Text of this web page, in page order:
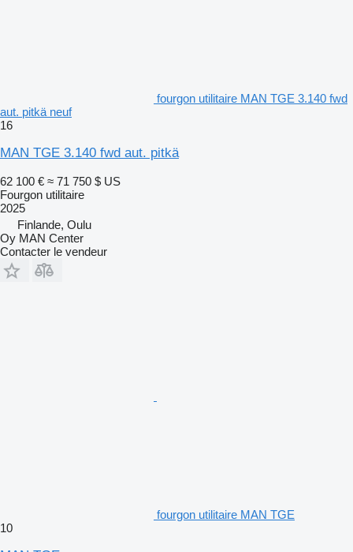
fourgon utilitaire MAN TGE 3.140 fwd
aut. pitkä neuf
16
MAN TGE 3.140 fwd aut. pitkä
62 100 € ≈ 71 750 $ US
Fourgon utilitaire
2025
Finlande, Oulu
Oy MAN Center
Contacter le vendeur
fourgon utilitaire MAN TGE
10